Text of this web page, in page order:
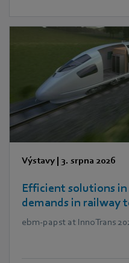
Výstavy | 3. srpna 2026
Efficient solutions in
demands in railway
ebm‑papst at InnoTrans